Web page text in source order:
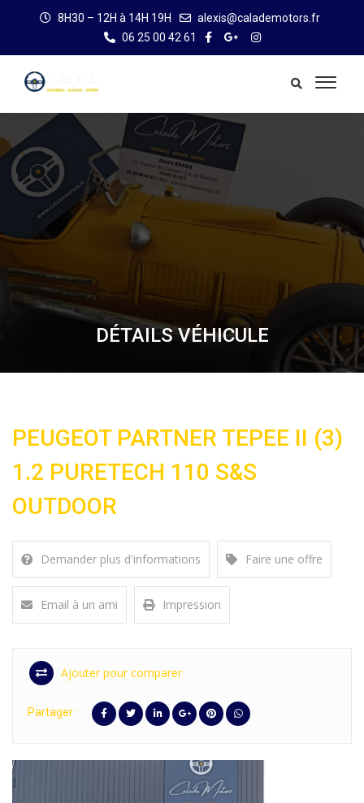
8H30 – 12H à 14H 19H
alexis@calademotors.fr
06 25 00 42 61
DÉTAILS VÉHICULE
PEUGEOT PARTNER TEPEE II (3)
1.2 PURETECH 110 S&S
OUTDOOR
Demander plus d'informations Faire une offre
Email à un ami Impression
Ajouter pour comparer
Partager :